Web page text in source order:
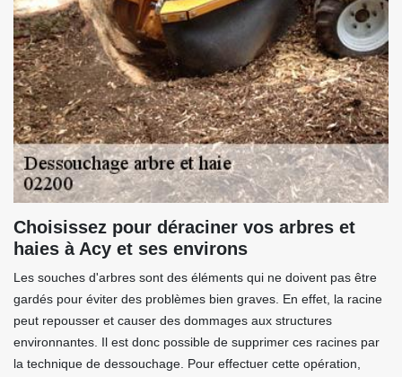
Choisissez pour déraciner vos arbres et
haies à Acy et ses environs
Les souches d'arbres sont des éléments qui ne doivent pas être
gardés pour éviter des problèmes bien graves. En effet, la racine
peut repousser et causer des dommages aux structures
environnantes. Il est donc possible de supprimer ces racines par
la technique de dessouchage. Pour effectuer cette opération,